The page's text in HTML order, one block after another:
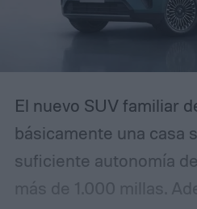
pulido lo suficiente
confundirla con la
El nuevo SUV familiar
básicamente una casa
suficiente autonomía
más de 1.000 millas.